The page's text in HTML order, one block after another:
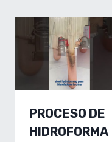
PROCESO DE
HIDROFORMA